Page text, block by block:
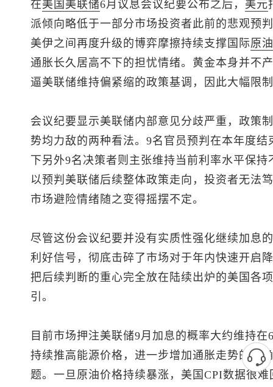
在美国 美联储6月议息会议纪要公布之后， 美元
派倾向略低于一部分市场投资者此前的悲观预
美伊之间再度升级的博弈摩擦持续支撑国际原油
通胀长久居高不下的担忧情绪。黄金本身并不
逼美联储维持偏紧缩的政策基调，因此大幅限
会议纪要显示美联储内部意见分歧严重，政策
势均力敌的两种看法。9名官员预判在本年度
下另外9名决策者则主张维持当前利率水平保
以预判美联储后续整体政策走向，投资者无法
市场避险情绪随之变得摇摆不定。
尽管这份会议纪要并没有实质性强化继续加息
利好信号，彻底击碎了市场对于年内快速开启
把后续判断的重心完全放在陆续出炉的美国各
引。
目前市场押注美联储9月加息的概率大约维持
持续推高能源价格，进一步增加通胀走势的不
题。一旦原油价格持续暴涨，美国CPI数据很